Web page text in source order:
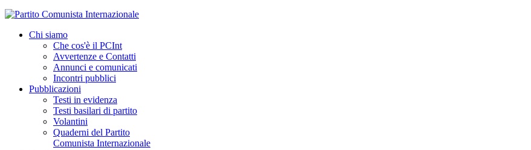
Chi siamo
Che cos'è il PCInt
Avvertenze e Contatti
Annunci e comunicati
Incontri pubblici
Pubblicazioni
Testi in evidenza
Testi basilari di partito
Volantini
Quaderni del Partito
Comunista Internazionale